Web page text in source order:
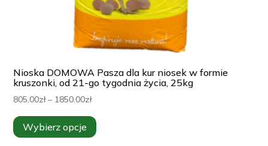
Nioska DOMOWA Pasza dla kur niosek w formie
kruszonki, od 21-go tygodnia życia, 25kg
805.00zł – 1850.00złZakres
805.00zł
Wybierz opcje
produkt